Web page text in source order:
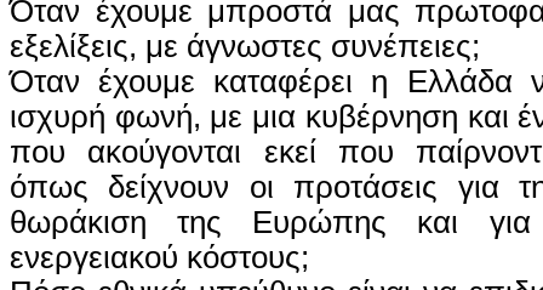
Όταν έχουμε μπροστά μας
εξελίξεις, με άγνωστες συνέπειες;
Όταν έχουμε καταφέρει η Ελλάδα
ισχυρή φωνή, με μια κυβέρνηση και
που ακούγονται εκεί που
όπως δείχνουν οι προτάσεις για
θωράκιση της Ευρώπης και
ενεργειακού κόστους;